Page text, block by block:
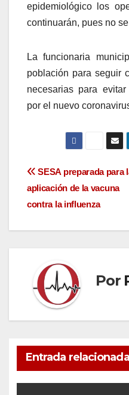
epidemiológico los
continuarán, pues no
La funcionaria
población para seguir
necesarias para
por el nuevo
de
entradas
SESA preparada para
aplicación de la vacuna
contra la influenza
Por
Entrada relacionada